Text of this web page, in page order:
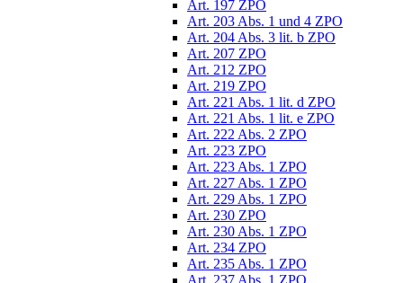
Art. 197 ZPO
Art. 203 Abs. 1 und 4 ZPO
Art. 204 Abs. 3 lit. b ZPO
Art. 207 ZPO
Art. 212 ZPO
Art. 219 ZPO
Art. 221 Abs. 1 lit. d ZPO
Art. 221 Abs. 1 lit. e ZPO
Art. 222 Abs. 2 ZPO
Art. 223 ZPO
Art. 223 Abs. 1 ZPO
Art. 227 Abs. 1 ZPO
Art. 229 Abs. 1 ZPO
Art. 230 ZPO
Art. 230 Abs. 1 ZPO
Art. 234 ZPO
Art. 235 Abs. 1 ZPO
Art. 237 Abs. 1 ZPO